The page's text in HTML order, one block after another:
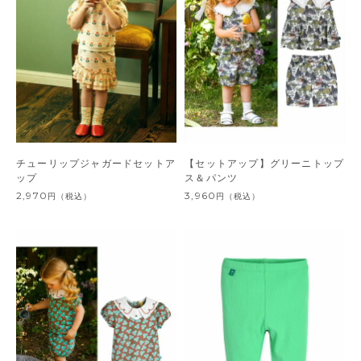
チューリップジャガードセットア
ップ
2,970 円 （税込）
【セットアップ】グリーニトップ
ス＆パンツ
3,960 円 （税込）